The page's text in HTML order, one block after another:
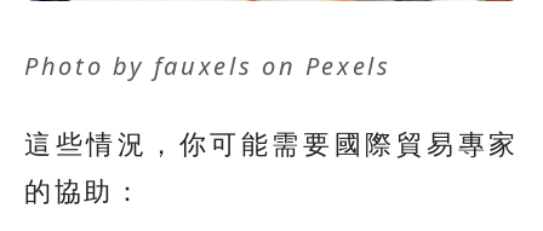
Photo by fauxels on Pexels
這些情況，你可能需要國際貿易專家
的協助：